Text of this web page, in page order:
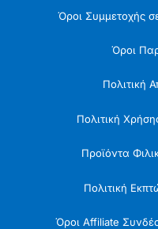
Όροι Συμμετοχής
Όροι
Πολιτική
Πολιτική
Προϊόντα
Πολιτική
Όροι Affiliate